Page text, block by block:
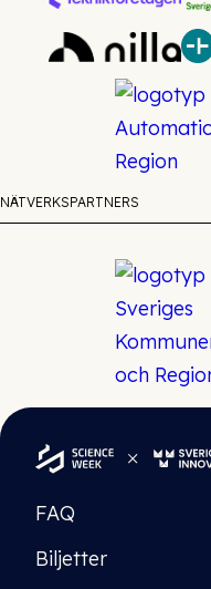
NÄTVERKSPARTNERS
FAQ
Biljetter